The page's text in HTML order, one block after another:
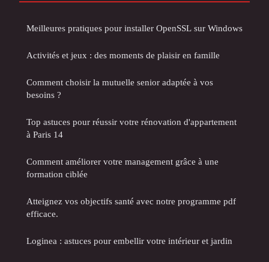
Meilleures pratiques pour installer OpenSSL sur Windows
Activités et jeux : des moments de plaisir en famille
Comment choisir la mutuelle senior adaptée à vos
besoins ?
Top astuces pour réussir votre rénovation d'appartement
à Paris 14
Comment améliorer votre management grâce à une
formation ciblée
Atteignez vos objectifs santé avec notre programme pdf
efficace.
Loginea : astuces pour embellir votre intérieur et jardin